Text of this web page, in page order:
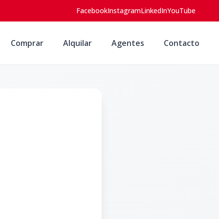
FacebookInstagramLinkedInYouTube
Comprar Alquilar Agentes Contacto